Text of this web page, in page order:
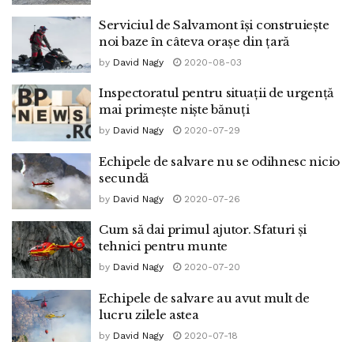
Serviciul de Salvamont își construiește
noi baze în câteva orașe din țară
by David Nagy 2020-08-03
Inspectoratul pentru situații de urgență
mai primește niște bănuți
by David Nagy 2020-07-29
Echipele de salvare nu se odihnesc nicio
secundă
by David Nagy 2020-07-26
Cum să dai primul ajutor. Sfaturi și
tehnici pentru munte
by David Nagy 2020-07-20
Echipele de salvare au avut mult de
lucru zilele astea
by David Nagy 2020-07-18